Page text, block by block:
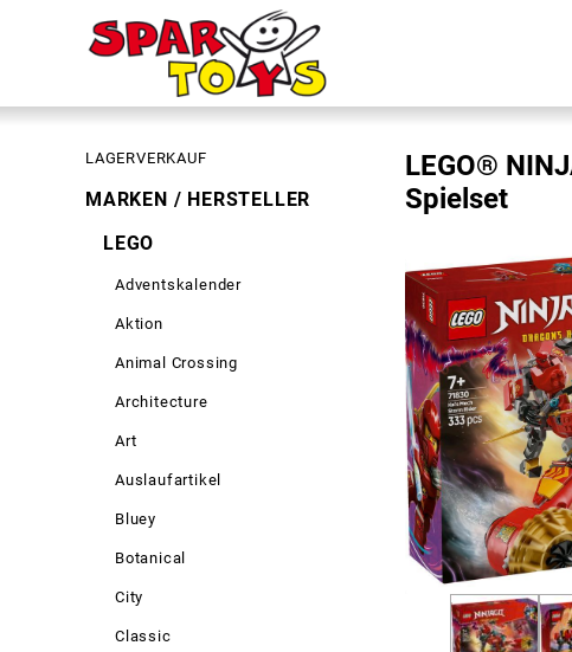
LAGERVERKAUF
MARKEN / HERSTELLER
LEGO
Adventskalender
Aktion
Animal Crossing
Architecture
Art
Auslaufartikel
Bluey
Botanical
City
Classic
LEGO®
Spielset